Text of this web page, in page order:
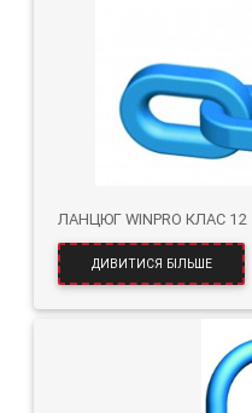
ЛАНЦЮГ WINPRO КЛАС 12
ДИВИТИСЯ БІЛЬШЕ